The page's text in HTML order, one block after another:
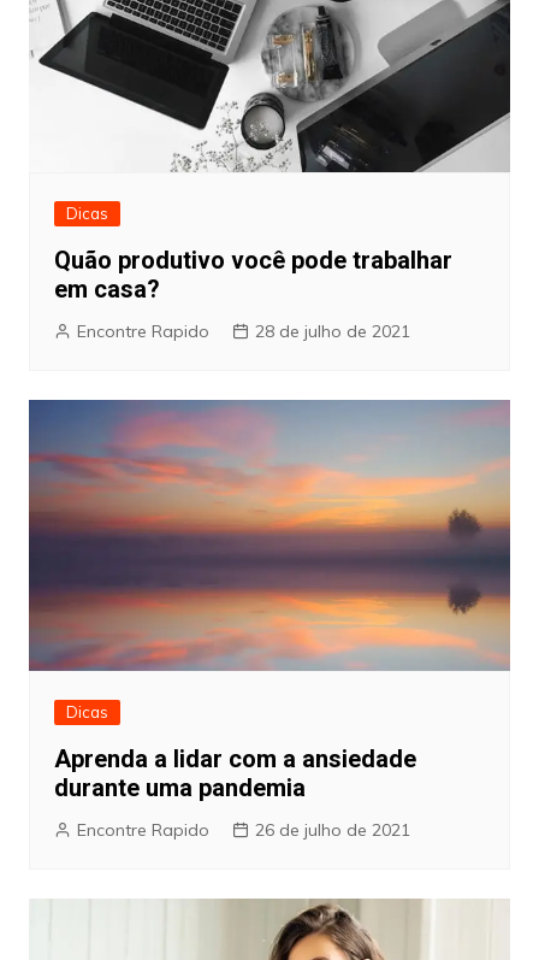
Dicas
Quão produtivo você pode trabalhar
em casa?
Encontre Rapido 28 de julho de 2021
Dicas
Aprenda a lidar com a ansiedade
durante uma pandemia
Encontre Rapido 26 de julho de 2021